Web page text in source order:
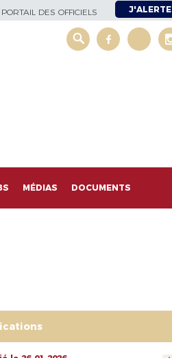
PORTAIL DES OFFICIELS J'ALERTE
MÉDIAS DOCUMENTS